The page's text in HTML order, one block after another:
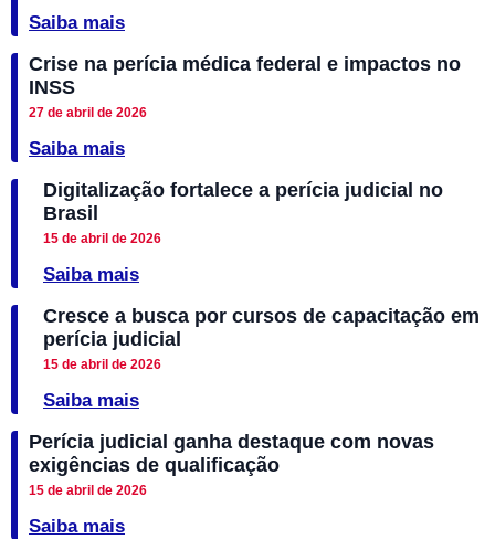
Saiba mais
Crise na perícia médica federal e impactos no
INSS
27 de abril de 2026
Saiba mais
Digitalização fortalece a perícia judicial no
Brasil
15 de abril de 2026
Saiba mais
Cresce a busca por cursos de capacitação em
perícia judicial
15 de abril de 2026
Saiba mais
Perícia judicial ganha destaque com novas
exigências de qualificação
15 de abril de 2026
Saiba mais